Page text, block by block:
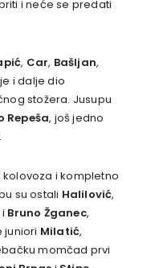
i neće se predati
, Car, Bašljan,
i dalje dio
stožera. Jusupu
Repeša, još jedno
i kompletno
su ostali Halilović,
i Bruno Žganec,
juniori Milatić,
momčad prvi